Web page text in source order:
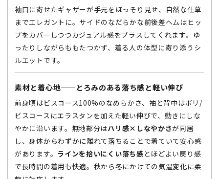
袖口に寄せたギャザーが手元をほっそり見せ、自然な仕草
までエレガントに。サイドのなだらかな前後差ヘムはヒッ
プをカバーしつつカジュアル感をプラスしてくれます。ゆ
ったりしながらももたつかず、着る人の体型に寄り添うシ
ルエットです。
素材と着心地——とろみのある落ち感と軽い伸び
前身頃はビスコース100%のなめらかさ、袖と背中はポリ/
ビスコースにエラスタンを加えた軽い伸びで、動きにしな
やかに沿います。無地部分はハリ感×しなやかさが同居
し、身体からわずかに離れて落ちることで着ていて安心感
があります。 ラインを拾いにくい落ち感とほどよい戻り感
で長時間の着用も快適。秋から冬にかけての気温変化に柔